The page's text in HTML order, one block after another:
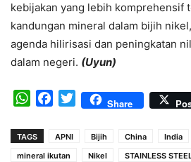
kebijakan yang lebih komprehensif
kandungan mineral dalam bijih
agenda hilirisasi dan peningkatan
dalam negeri. (Uyun)
WhatsAppFacebook
TwitterShare
TAGS APNI Bijih China India
mineral ikutan
Nikel STAINLESS